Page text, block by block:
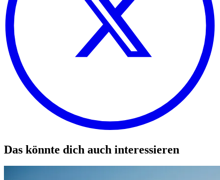
Das könnte dich auch interessieren